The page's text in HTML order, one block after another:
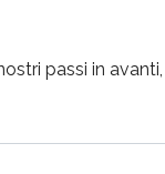
passi in